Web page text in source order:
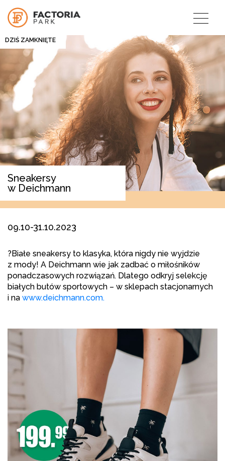
DZIŚ ZAMKNIĘTE
Sneakersy
w Deichmann
09.10-31.10.2023
?Białe sneakersy to klasyka, która nigdy nie wyjdzie
z mody! A Deichmann wie jak zadbać o miłośników
ponadczasowych rozwiązań. Dlatego odkryj selekcję
białych butów sportowych – w sklepach stacjonarnych
i na www.deichmann.com.